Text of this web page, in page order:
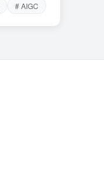
# AIGC